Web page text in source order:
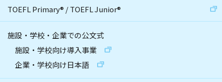
TOEFL Primary® /TOEFL Junior®
施設・学校・企業での公文式
施設・学校向け導入事業
企業・学校向け日本語